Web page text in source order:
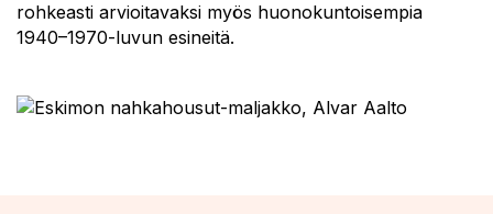
rohkeasti arvioitavaksi myös huonokuntoisempia
1940–1970-luvun esineitä.